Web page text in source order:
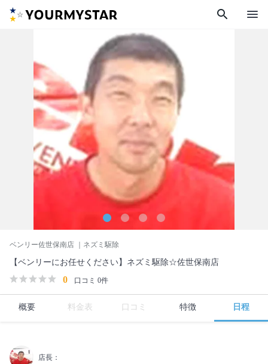
search menu
ベンリー佐世保南店 ｜ネズミ駆除
【ベンリーにお任せください】ネズミ駆除☆佐世保南店
0 口コミ 0件
概要 料金表 口コミ 特徴 日程
店長：